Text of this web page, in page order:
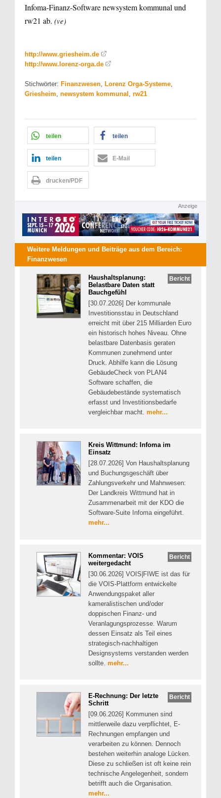
Infoma-Finanz-Software newsystem kommunal und
rw21 ab. (ve)
http://www.griesheim.de
http://www.lorenz-orga.de
Stichwörter: Finanzwesen, Lorenz Orga-Systeme,
Griesheim, newsystem kommunal , rw21
teilen teilen
teilen E-Mail
drucken/PDF
Anzeige
Weitere Meldungen und Beiträge aus dem Bereich:
Finanzwesen
Bericht
Haushaltsplanung:
Belastbare Daten statt
Bauchgefühl
[30.07.2026] Der kommunale
Investitionsstau in Deutschland
erreicht mit über 215 Milliarden Euro
ein historisch hohes Niveau. Ohne
belastbare Datenbasis geraten
Kommunen zunehmend unter
Druck. Abhilfe kann die Lösung
GebäudeCheck von PLAN4
Software schaffen, die
Gebäudebestände systematisch
erfasst und Investitionsbedarfe
vergleichbar macht. mehr...
Kreis Wittmund: Infoma im
Einsatz
[28.07.2026] Von Haushaltsplanung
und Buchungsgeschäft über
Zahlungsverkehr und Mahnwesen:
Der Landkreis Wittmund hat in
Zusammenarbeit mit der KDO die
Software-Suite Infoma eingeführt.
mehr...
Bericht
Kommentar: VOIS
weitergedacht
[30.06.2026] VOIS|FIWE ist das für
die VOIS-Plattform entwickelte
Anwendungspaket aller
kameralistischen und/oder
doppischen Finanz- und
Veranlagungsprozesse. Warum
dessen Einsatz als Teil eines
strategisch-nachhaltigen
Designsystems verstanden werden
sollte. mehr...
Bericht
E-Rechnung: Der letzte
Schritt
[09.06.2026] Kommunen sind
mittlerweile dazu verpflichtet, E-
Rechnungen empfangen und
verarbeiten zu können. Dennoch
bestehen weiterhin analoge Lücken.
Diese zu schließen ist oft keine rein
technische Angelegenheit, sondern
betrifft auch die Organisation.
mehr...